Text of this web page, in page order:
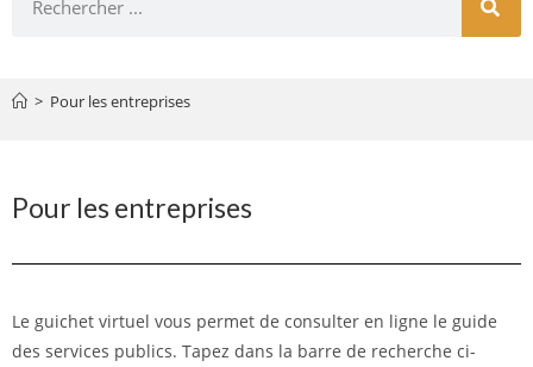
> Pour les entreprises
Pour les entreprises
Le guichet virtuel vous permet de consulter en ligne le guide
des services publics. Tapez dans la barre de recherche ci-